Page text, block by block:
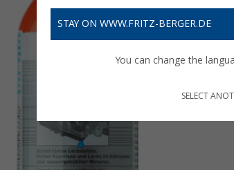
STAY ON WWW.FRITZ-BERGER.DE
You can change the
SELECT